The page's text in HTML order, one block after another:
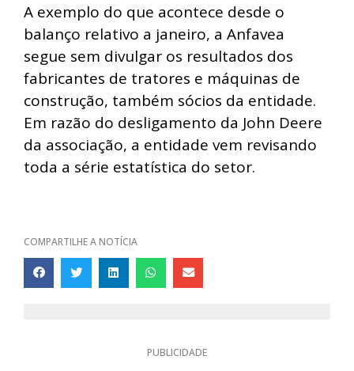
A exemplo do que acontece desde o
balanço relativo a janeiro, a Anfavea
segue sem divulgar os resultados dos
fabricantes de tratores e máquinas de
construção, também sócios da entidade.
Em razão do desligamento da John Deere
da associação, a entidade vem revisando
toda a série estatística do setor.
COMPARTILHE A NOTÍCIA
PUBLICIDADE